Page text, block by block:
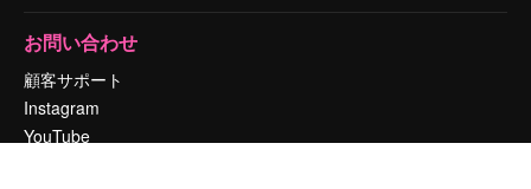
お問い合わせ
顧客サポート
Instagram
YouTube